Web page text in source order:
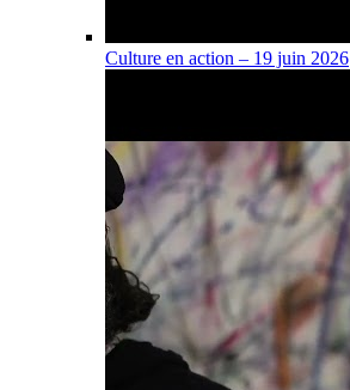
Culture en action – 19 juin 2026